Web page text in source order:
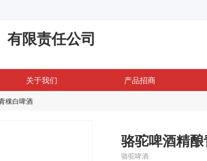
有限责任公司
关于我们 产品招商
稞白啤酒
骆驼啤酒精
骆驼啤酒